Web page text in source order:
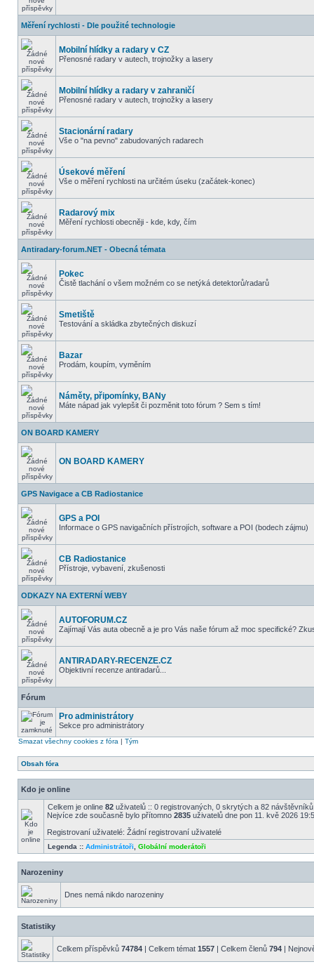
Měření rychlosti - Dle použité technologie
Mobilní hlídky a radary v CZ
Přenosné radary v autech, trojnožky a lasery
Mobilní hlídky a radary v zahraničí
Přenosné radary v autech, trojnožky a lasery
Stacionární radary
Vše o "na pevno" zabudovaných radarech
Úsekové měření
Vše o měření rychlosti na určitém úseku (začátek-konec)
Radarový mix
Měření rychlosti obecněji - kde, kdy, čím
Antiradary-forum.NET - Obecná témata
Pokec
Čistě tlachání o všem možném co se netýká detektorů/radarů
Smetiště
Testování a skládka zbytečných diskuzí
Bazar
Prodám, koupím, vyměním
Náměty, připomínky, BANy
Máte nápad jak vylepšit či pozměnit toto fórum ? Sem s tím!
ON BOARD KAMERY
ON BOARD KAMERY
GPS Navigace a CB Radiostanice
GPS a POI
Informace o GPS navigačních přístrojích, software a POI (bodech zájmu)
CB Radiostanice
Přístroje, vybavení, zkušenosti
ODKAZY NA EXTERNÍ WEBY
AUTOFORUM.CZ
Zajímají Vás auta obecně a je pro Vás naše fórum až moc specifické?
ANTIRADARY-RECENZE.CZ
Objektivní recenze antiradarů...
Fórum
Pro administrátory
Sekce pro administrátory
Smazat všechny cookies z fóra | Tým
Obsah fóra
Kdo je online
Celkem je online 82 uživatelů :: 0 registrovaných, 0 skrytých a 82
Nejvíce zde současně bylo přítomno 2835 uživatelů dne pon 11. kvě 2026
Registrovaní uživatelé: Žádní registrovaní uživatelé
Legenda :: Administrátoři Globální moderátoři
Narozeniny
Dnes nemá nikdo narozeniny
Statistiky
Celkem příspěvků 74784 | Celkem témat 1557 | Celkem členů 794 |